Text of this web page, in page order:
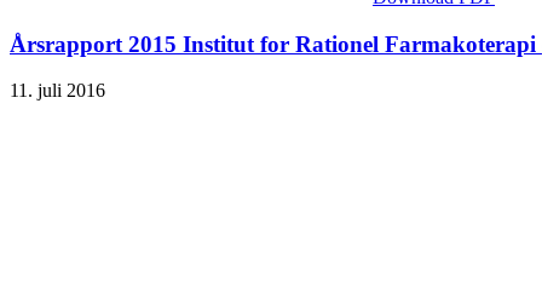
Årsrapport 2015 Institut for Rationel
11. juli 2016